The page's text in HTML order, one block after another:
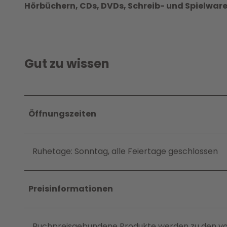
Hörbüchern, CDs, DVDs, Schreib- und
Gut zu wissen
Öffnungszeiten
Ruhetage: Sonntag, alle Feiertage geschlossen
Preisinformationen